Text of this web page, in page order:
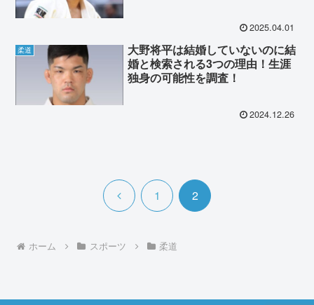
2025.04.01
柔道
大野将平は結婚していないのに結
婚と検索される3つの理由！生涯
独身の可能性を調査！
2024.12.26
前
1 2
ホーム スポーツ 柔道